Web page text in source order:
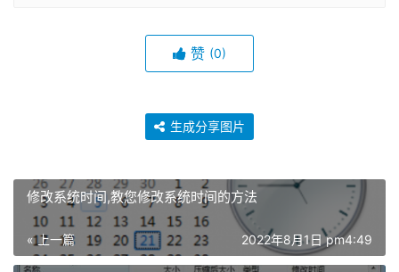
赞 (0)
生成分享图片
修改系统时间,教您修改系统时间的方法
« 上一篇 2022年8月1日 pm4:49